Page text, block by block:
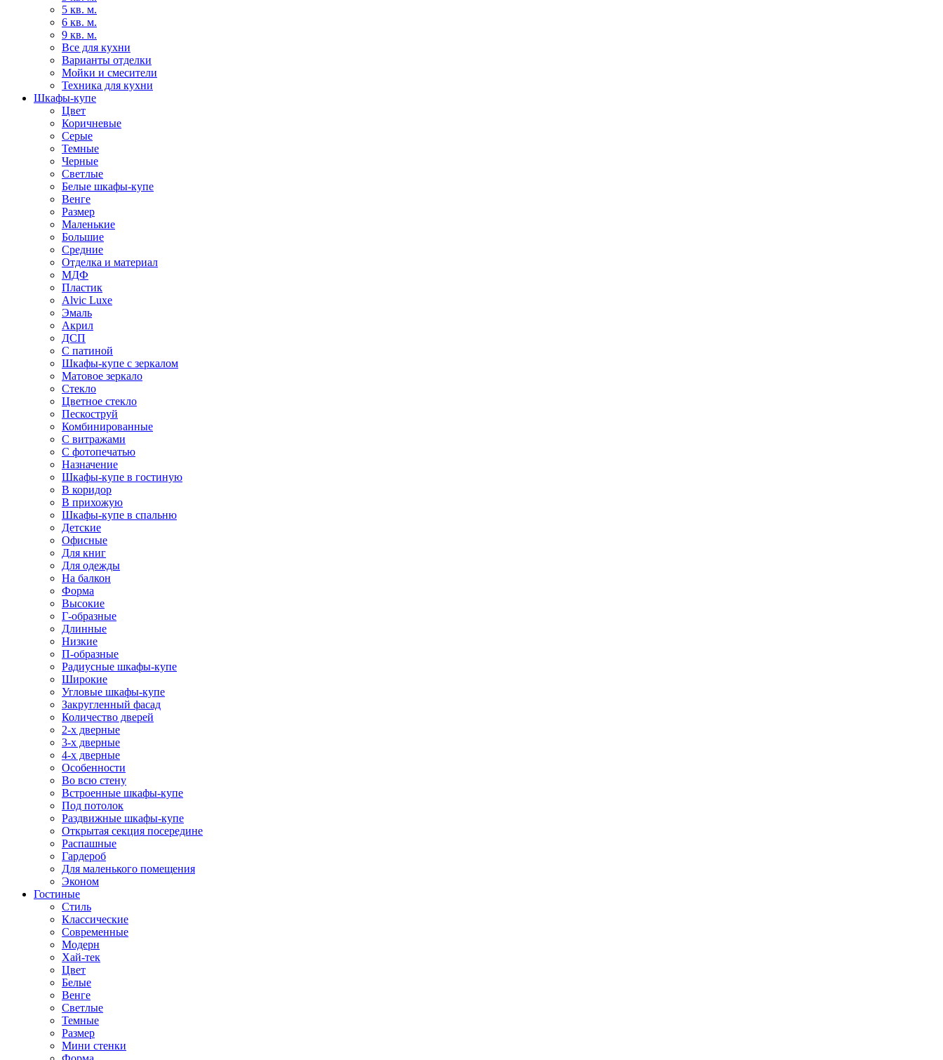
5 кв. м.
6 кв. м.
9 кв. м.
Все для кухни
Варианты отделки
Мойки и смесители
Техника для кухни
Шкафы-купе
Цвет
Коричневые
Серые
Темные
Черные
Светлые
Белые шкафы-купе
Венге
Размер
Маленькие
Большие
Средние
Отделка и материал
МДФ
Пластик
Alvic Luxe
Эмаль
Акрил
ДСП
С патиной
Шкафы-купе с зеркалом
Матовое зеркало
Стекло
Цветное стекло
Пескоструй
Комбинированные
С витражами
С фотопечатью
Назначение
Шкафы-купе в гостиную
В коридор
В прихожую
Шкафы-купе в спальню
Детские
Офисные
Для книг
Для одежды
На балкон
Форма
Высокие
Г-образные
Длинные
Низкие
П-образные
Радиусные шкафы-купе
Широкие
Угловые шкафы-купе
Закругленный фасад
Количество дверей
2-х дверные
3-х дверные
4-х дверные
Особенности
Во всю стену
Встроенные шкафы-купе
Под потолок
Раздвижные шкафы-купе
Открытая секция посередине
Распашные
Гардероб
Для маленького помещения
Эконом
Гостиные
Стиль
Классические
Современные
Модерн
Хай-тек
Цвет
Белые
Венге
Светлые
Темные
Размер
Мини стенки